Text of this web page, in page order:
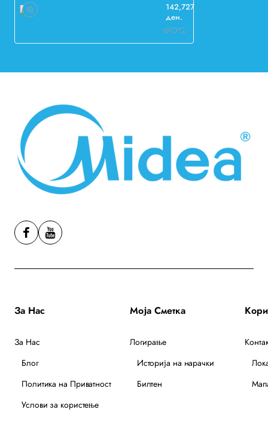
142,727
ден.
За Нас
За Нас
Блог
Политика на Приватност
Услови за користење
Моја Сметка
Логирање
Историја на нарачки
Билтен